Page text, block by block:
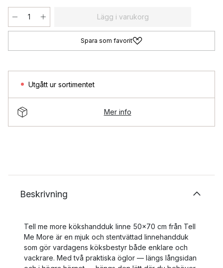
Lägg i varukorg
Spara som favorit
Utgått ur sortimentet
Mer info
Beskrivning
Tell me more kökshandduk linne 50x70 cm från Tell
Me More är en mjuk och stentvättad linnehandduk
som gör vardagens köksbestyr både enklare och
vackrare. Med två praktiska öglor — längs långsidan